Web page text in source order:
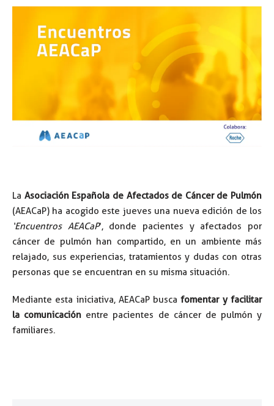
La Asociación Española de Afectados de Cáncer de Pulmón
(AEACaP) ha acogido este jueves una nueva edición de los
‘Encuentros AEACaP’, donde pacientes y afectados por
cáncer de pulmón han compartido, en un ambiente más
relajado, sus experiencias, tratamientos y dudas con otras
personas que se encuentran en su misma situación.
Mediante esta iniciativa, AEACaP buscafomentar y facilitar
la comunicación entre pacientes de cáncer de pulmón y
familiares.